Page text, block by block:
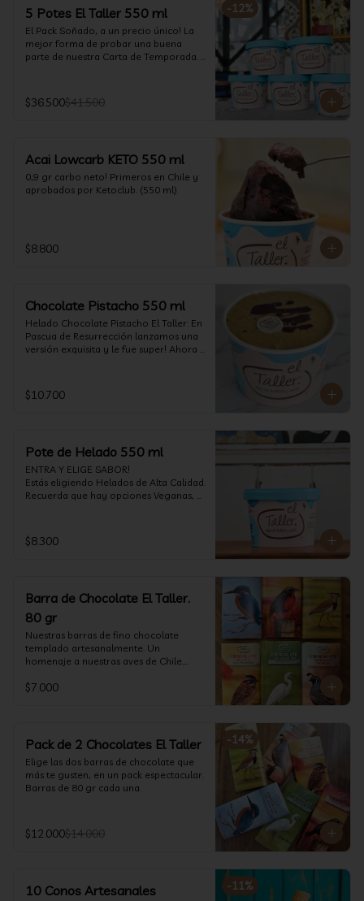
-12%
5 Potes El Taller 550 ml
El Pack Soñado, a un precio único! La
mejor forma de probar una buena
parte de nuestra Carta de Temporada.
$36.500$41.500
Acai Lowcarb KETO 550 ml
0,9 gr carbo neto! Primeros en Chile y
aprobados por Ketoclub. (550 ml)
$8.800
Chocolate Pistacho 550 ml
Helado Chocolate Pistacho El Taller: En
Pascua de Resurrección lanzamos una
versión exquisita y le fue super! Ahora
calidad, al centro una bomba de
chocolate blanco relleno de crema de
$10.700
Pote de Helado 550 ml
ENTRA Y ELIGE SABOR!
Estás eligiendo Helados de Alta Calidad.
Recuerda que hay opciones Veganas,
$8.300
Barra de Chocolate El Taller.
80 gr
Nuestras barras de fino chocolate
templado artesanalmente. Un
homenaje a nuestras aves de Chile.
$7.000
-14%
Pack de 2 Chocolates El Taller
Elige las dos barras de chocolate que
más te gusten, en un pack espectacular.
Barras de 80 gr cada una.
$12.000$14.000
-11%
10 Conos Artesanales